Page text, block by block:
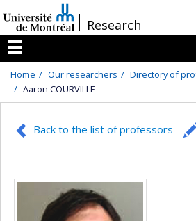
au
contenu
/Research
Menu
Home Our researchers
Directory of
Aaron COURVILLE
Back to the list of professors